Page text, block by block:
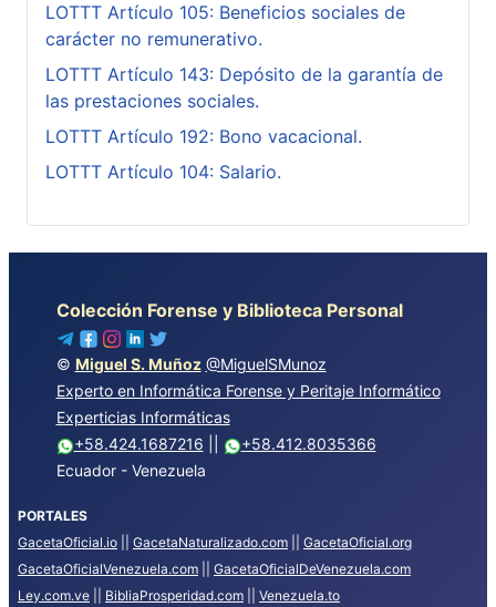
LOTTT Artículo 105: Beneficios sociales de
carácter no remunerativo.
LOTTT Artículo 143: Depósito de la garantía de
las prestaciones sociales.
LOTTT Artículo 192: Bono vacacional.
LOTTT Artículo 104: Salario.
Colección Forense y Biblioteca Personal
© Miguel S. Muñoz @MiguelSMunoz
Experto en Informática Forense y Peritaje Informático
Experticias Informáticas
+58.424.1687216
+58.412.8035366
Ecuador - Venezuela
PORTALES
GacetaOficial.io
GacetaNaturalizado.com
GacetaOficial.org
GacetaOficialVenezuela.com
GacetaOficialDeVenezuela.com
Ley.com.ve
BibliaProsperidad.com Venezuela.to